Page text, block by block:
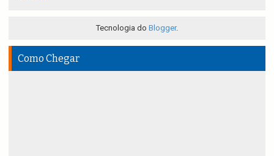
Tecnologia do Blogger.
Como Chegar